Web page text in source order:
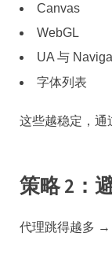
Canvas
WebGL
UA 与
字体列表
这些越稳定，通
策略 2：
代理跳得越多 →